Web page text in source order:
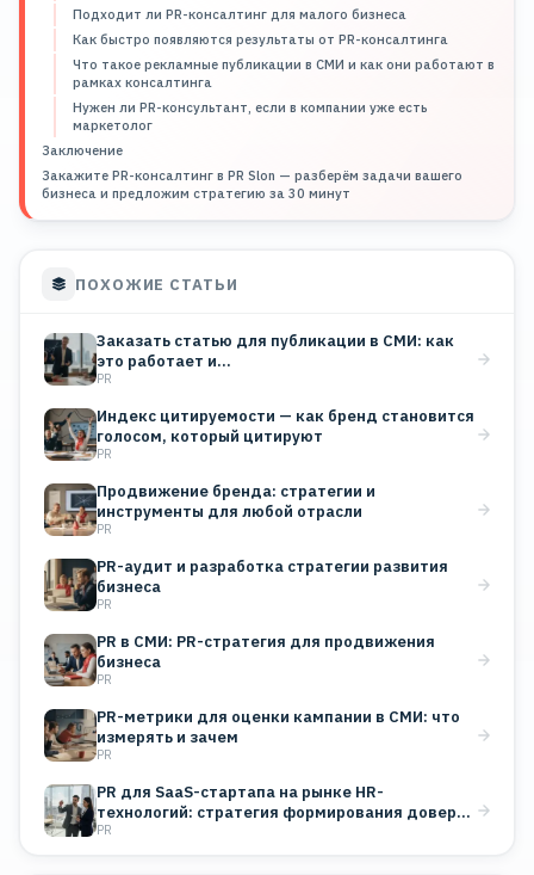
Подходит ли PR-консалтинг для малого бизнеса
Как быстро появляются результаты от PR-консалтинга
Что такое рекламные публикации в СМИ и как они работают в
рамках консалтинга
Нужен ли PR-консультант, если в компании уже есть
маркетолог
Заключение
Закажите PR-консалтинг в PR Slon — разберём задачи вашего
бизнеса и предложим стратегию за 30 минут
ПОХОЖИЕ СТАТЬИ
Заказать статью для публикации в СМИ: как
это работает и…
PR
Индекс цитируемости — как бренд становится
голосом, который цитируют
PR
Продвижение бренда: стратегии и
инструменты для любой отрасли
PR
PR-аудит и разработка стратегии развития
бизнеса
PR
PR в СМИ: PR-стратегия для продвижения
бизнеса
PR
PR-метрики для оценки кампании в СМИ: что
измерять и зачем
PR
PR для SaaS-стартапа на рынке HR-
технологий: стратегия формирования доверия
B2B-клиентов
PR